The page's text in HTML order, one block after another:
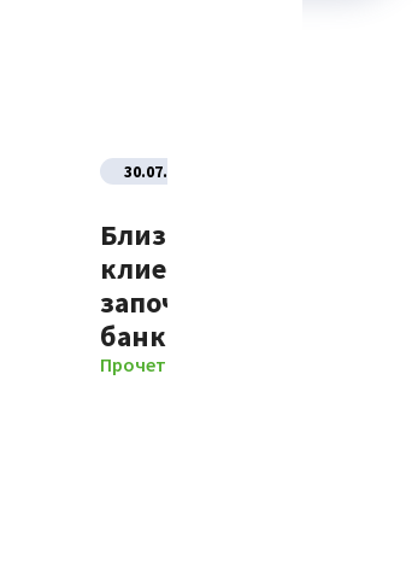
30.07.2026
Близо 70% от новите
клиенти на Банка ДСК
започват отношенията
банката изцяло
Прочети повече